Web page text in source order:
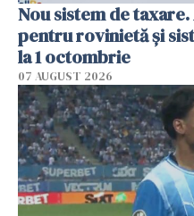
Nou sistem de
pentru rovinietă şi
la 1 octombrie
07 AUGUST 2026